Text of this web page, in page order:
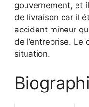
gouvernement, et
de livraison car il
accident mineur
de l’entreprise. Le
situation.